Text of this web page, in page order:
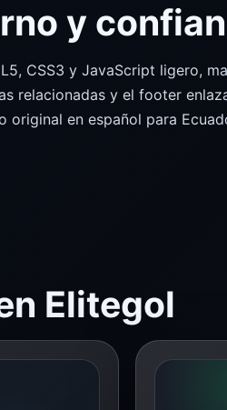
y
CSS3 y JavaScript ligero,
relacionadas y el footer
original en español para
Elitegol